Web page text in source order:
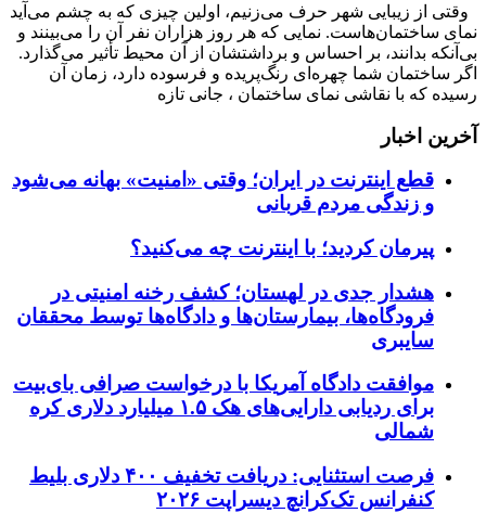
وقتی از زیبایی شهر حرف می‌زنیم، اولین چیزی که به چشم می‌آید
نمای ساختمان‌هاست. نمایی که هر روز هزاران نفر آن را می‌بینند و
بی‌آنکه بدانند، بر احساس و برداشتشان از آن محیط تأثیر می‌گذارد.
اگر ساختمان شما چهره‌ای رنگ‌پریده و فرسوده دارد، زمان آن
رسیده که با نقاشی نمای ساختمان ، جانی تازه
آخرین اخبار
قطع اینترنت در ایران؛ وقتی «امنیت» بهانه می‌شود
و زندگی مردم قربانی
پیرمان کردید؛ با اینترنت چه می‌کنید؟
هشدار جدی در لهستان؛ کشف رخنه امنیتی در
فرودگاه‌ها، بیمارستان‌ها و دادگاه‌ها توسط محققان
سایبری
موافقت دادگاه آمریکا با درخواست صرافی بای‌بیت
برای ردیابی دارایی‌های هک ۱.۵ میلیارد دلاری کره
شمالی
فرصت استثنایی: دریافت تخفیف ۴۰۰ دلاری بلیط
کنفرانس تک‌کرانچ دیسراپت ۲۰۲۶